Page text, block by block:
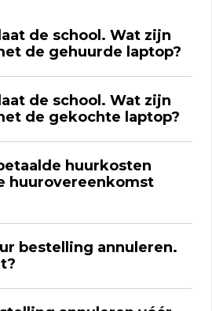
de school. Wat zijn
de gehuurde laptop?
de school. Wat zijn
de gekochte laptop?
huurkosten
huurovereenkomst
bestelling annuleren.